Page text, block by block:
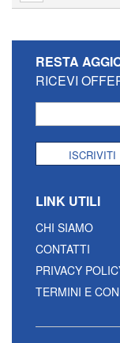
RESTA
RICEVI
ISCRIVITI
LINK UTILI
CHI SIAMO
CONTATTI
PRIVACY
TERMINI E